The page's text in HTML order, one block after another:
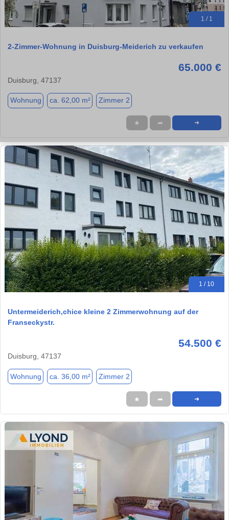
1 / 1
2-Zimmer-Wohnung in Duisburg-Meiderich zu verkaufen
65.000 €
Duisburg, 47137
Wohnung ca. 62,00 m² Zimmer 2
★ ➦ ➜
1 / 10
Untermeiderich,chice kleine 2 Zimmerwohnung auf der
Franseckystr.
54.500 €
Duisburg, 47137
Wohnung ca. 36,00 m² Zimmer 2
★ ➦ ➜